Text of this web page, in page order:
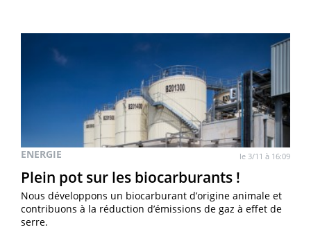
ENERGIE le 3/11 à 16:09
Plein pot sur les biocarburants !
Nous développons un biocarburant d’origine animale et
contribuons à la réduction d’émissions de gaz à effet de
serre.